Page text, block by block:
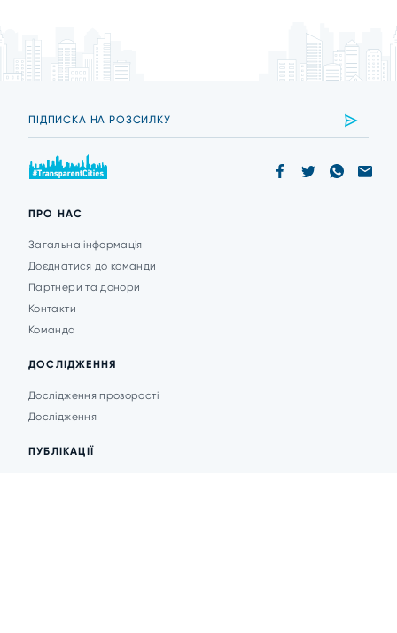
ПРО НАС
Загальна інформація
Доєднатися до команди
Партнери та донори
Контакти
Команда
ДОСЛІДЖЕННЯ
Дослідження прозорості
Дослідження
ПУБЛІКАЦІЇ